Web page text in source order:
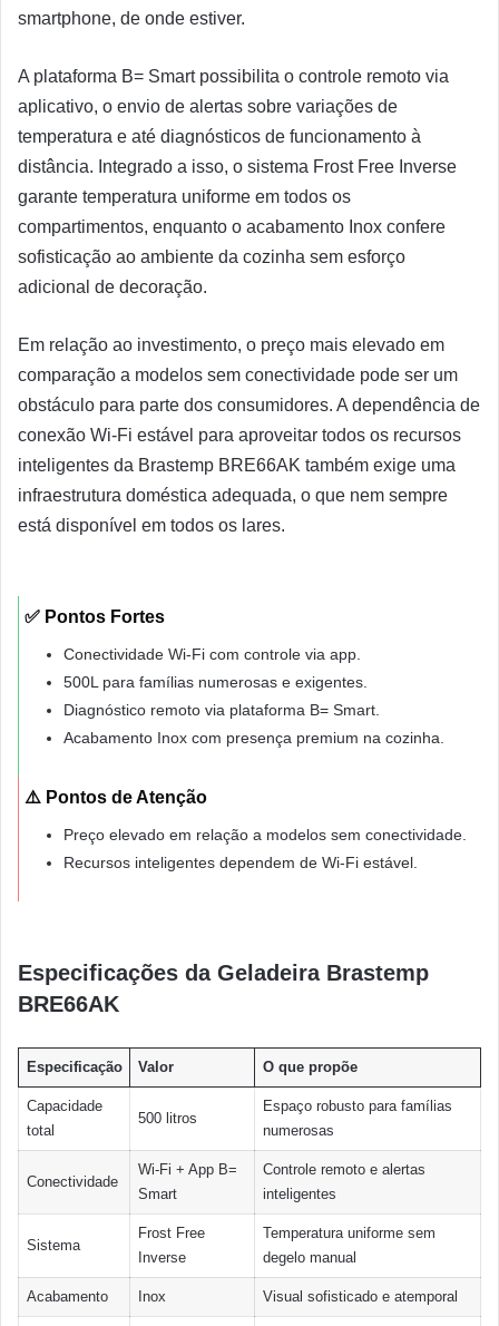
smartphone, de onde estiver.
A plataforma B= Smart possibilita o controle remoto via
aplicativo, o envio de alertas sobre variações de
temperatura e até diagnósticos de funcionamento à
distância. Integrado a isso, o sistema Frost Free Inverse
garante temperatura uniforme em todos os
compartimentos, enquanto o acabamento Inox confere
sofisticação ao ambiente da cozinha sem esforço
adicional de decoração.
Em relação ao investimento, o preço mais elevado em
comparação a modelos sem conectividade pode ser um
obstáculo para parte dos consumidores. A dependência de
conexão Wi-Fi estável para aproveitar todos os recursos
inteligentes da Brastemp BRE66AK também exige uma
infraestrutura doméstica adequada, o que nem sempre
está disponível em todos os lares.
✅ Pontos Fortes
Conectividade Wi-Fi com controle via app.
500L para famílias numerosas e exigentes.
Diagnóstico remoto via plataforma B= Smart.
Acabamento Inox com presença premium na cozinha.
⚠️ Pontos de Atenção
Preço elevado em relação a modelos sem conectividade.
Recursos inteligentes dependem de Wi-Fi estável.
Especificações da Geladeira Brastemp
BRE66AK
Especificação Valor O que propõe
Capacidade
total
500 litros
Espaço robusto para famílias
numerosas
Conectividade
Wi-Fi + App B=
Smart
Controle remoto e alertas
inteligentes
Sistema
Frost Free
Inverse
Temperatura uniforme sem
degelo manual
Acabamento Inox Visual sofisticado e atemporal